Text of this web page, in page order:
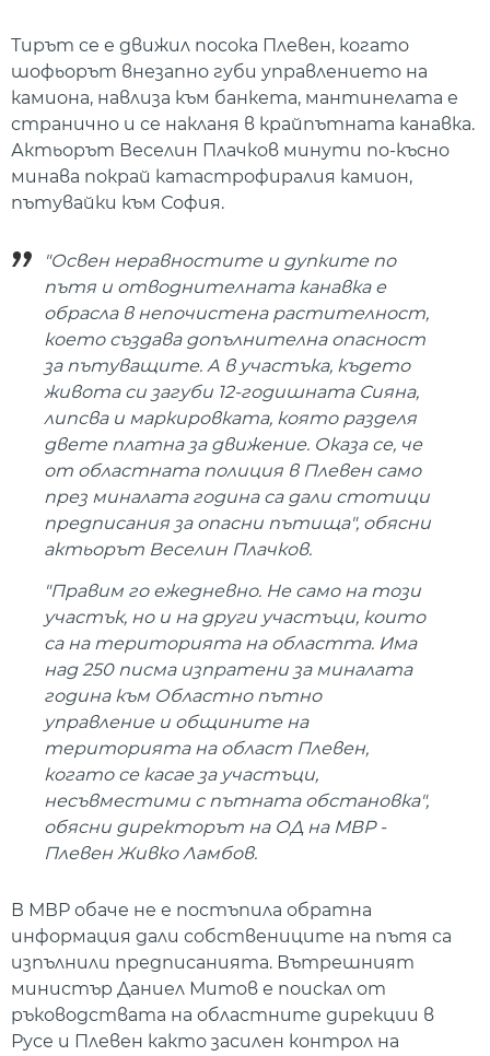
Тирът се е движил посока Плевен, когато
шофьорът внезапно губи управлението на
камиона, навлиза към банкета, мантинелата е
странично и се накланя в крайпътната канавка.
Актьорът Веселин Плачков минути по-късно
минава покрай катастрофиралия камион,
пътувайки към София.
"Освен неравностите и дупките по
пътя и отводнителната канавка е
обрасла в непочистена растителност,
което създава допълнителна опасност
за пътуващите. А в участъка, където
живота си загуби 12-годишната Сияна,
липсва и маркировката, която разделя
двете платна за движение. Оказа се, че
от областната полиция в Плевен само
през миналата година са дали стотици
предписания за опасни пътища", обясни
актьорът Веселин Плачков.
"Правим го ежедневно. Не само на този
участък, но и на други участъци, които
са на територията на областта. Има
над 250 писма изпратени за миналата
година към Областно пътно
управление и общините на
територията на област Плевен,
когато се касае за участъци,
несъвместими с пътната обстановка",
обясни директорът на ОД на МВР -
Плевен Живко Ламбов.
В МВР обаче не е постъпила обратна
информация дали собствениците на пътя са
изпълнили предписанията. Вътрешният
министър Даниел Митов е поискал от
ръководствата на областните дирекции в
Русе и Плевен както засилен контрол на